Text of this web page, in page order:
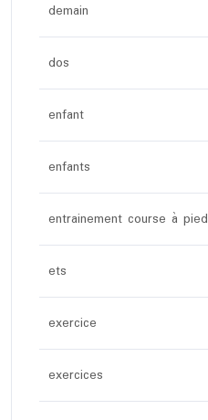
demain
dos
enfant
enfants
entrainement course à pied
ets
exercice
exercices